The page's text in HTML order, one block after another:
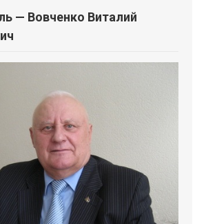
— Вовченко Виталий